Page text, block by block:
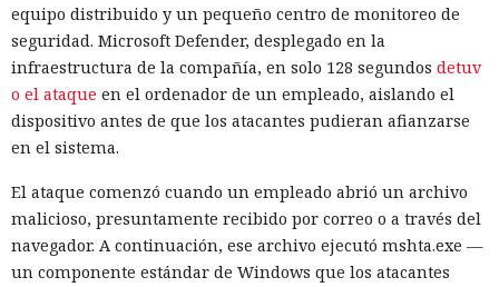
equipo distribuido y un pequeño centro de monitoreo de
seguridad. Microsoft Defender, desplegado en la
infraestructura de la compañía, en solo 128 segundos detuv
o el ataque en el ordenador de un empleado, aislando el
dispositivo antes de que los atacantes pudieran afianzarse
en el sistema.
El ataque comenzó cuando un empleado abrió un archivo
malicioso, presuntamente recibido por correo o a través del
navegador. A continuación, ese archivo ejecutó mshta.exe —
un componente estándar de Windows que los atacantes